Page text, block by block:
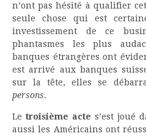
n’ont pas hésité à qualifier
seule chose qui est
investissement de ce
phantasmes les plus
banques étrangères ont
est arrivé aux banques
sur la tête, elles se
persons.
Le troisième acte s’est joué
aussi les Américains ont